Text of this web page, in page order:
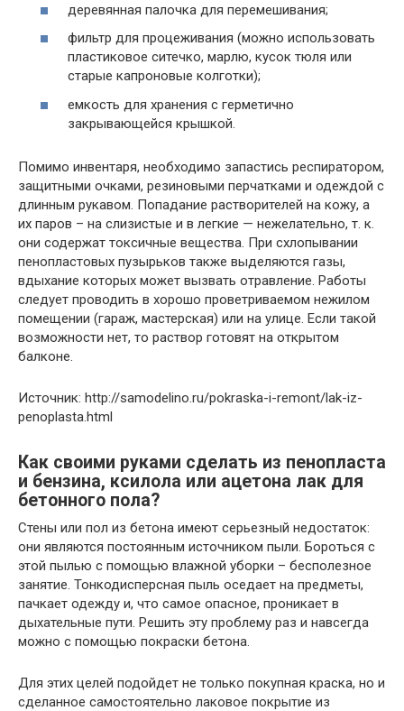
деревянная палочка для перемешивания;
фильтр для процеживания (можно использовать
пластиковое ситечко, марлю, кусок тюля или
старые капроновые колготки);
емкость для хранения с герметично
закрывающейся крышкой.
Помимо инвентаря, необходимо запастись респиратором,
защитными очками, резиновыми перчатками и одеждой с
длинным рукавом. Попадание растворителей на кожу, а
их паров – на слизистые и в легкие — нежелательно, т. к.
они содержат токсичные вещества. При схлопывании
пенопластовых пузырьков также выделяются газы,
вдыхание которых может вызвать отравление. Работы
следует проводить в хорошо проветриваемом нежилом
помещении (гараж, мастерская) или на улице. Если такой
возможности нет, то раствор готовят на открытом
балконе.
Источник: http://samodelino.ru/pokraska-i-remont/lak-iz-
penoplasta.html
Как своими руками сделать из пенопласта
и бензина, ксилола или ацетона лак для
бетонного пола?
Стены или пол из бетона имеют серьезный недостаток:
они являются постоянным источником пыли. Бороться с
этой пылью с помощью влажной уборки – бесполезное
занятие. Тонкодисперсная пыль оседает на предметы,
пачкает одежду и, что самое опасное, проникает в
дыхательные пути. Решить эту проблему раз и навсегда
можно с помощью покраски бетона.
Для этих целей подойдет не только покупная краска, но и
сделанное самостоятельно лаковое покрытие из